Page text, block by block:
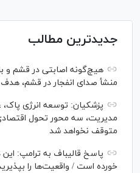
جدیدترین مطالب
هیچ‌گونه اصابتی در قشم و
منشأ صدای انفجار در قشم،
پزشکیان: توسعه انرژی پاک،
مدیریت، سه محور تحول
متوقف نخواهد شد
پاسخ قالیباف به ترامپ:
خورده است / واقعیت‌ها را